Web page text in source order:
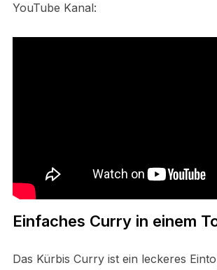
YouTube Kanal:
Einfaches Curry in einem
Das Kürbis Curry ist ein leckeres